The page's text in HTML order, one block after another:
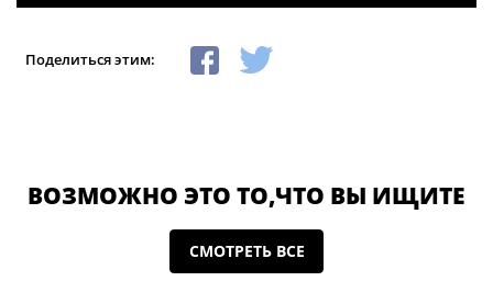
Поделиться этим:
ВОЗМОЖНО ЭТО ТО,ЧТО ВЫ ИЩИТЕ
СМОТРЕТЬ ВСЕ